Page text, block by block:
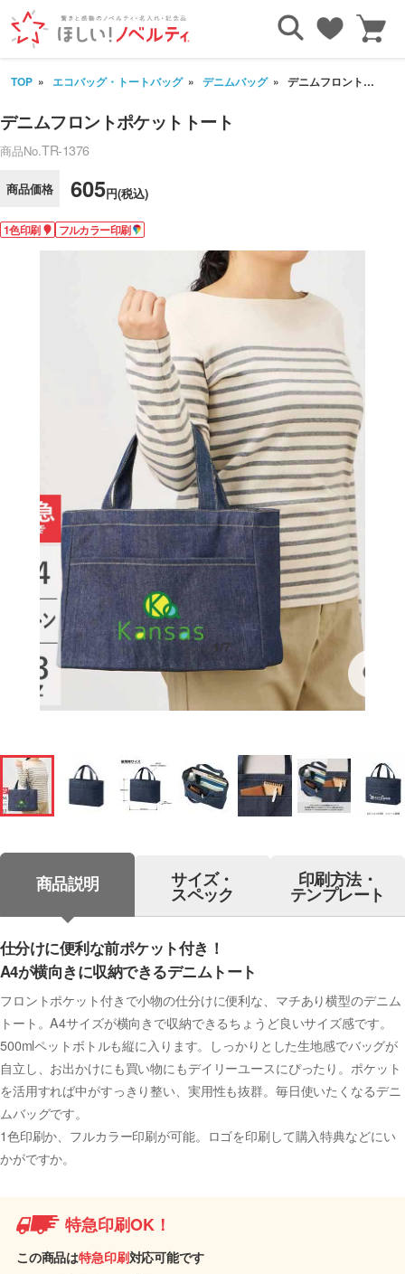
TOP エコバッグ・トートバッグ デニムバッグ デニムフロントポケットトート
デニムフロントポケットトート
商品No.TR-1376
商品価格 605円(税込)
1色印刷 フルカラー印刷
1/7
商品説明 サイズ・
スペック
印刷方法・
テンプレート
仕分けに便利な前ポケット付き！
A4が横向きに収納できるデニムトート
フロントポケット付きで小物の仕分けに便利な、マチあり横型のデニム
トート。A4サイズが横向きで収納できるちょうど良いサイズ感です。
500mlペットボトルも縦に入ります。しっかりとした生地感でバッグが
自立し、お出かけにも買い物にもデイリーユースにぴったり。ポケット
を活用すれば中がすっきり整い、実用性も抜群。毎日使いたくなるデニ
ムバッグです。
1色印刷か、フルカラー印刷が可能。ロゴを印刷して購入特典などにい
かがですか。
特急印刷OK！
この商品は特急印刷対応可能です